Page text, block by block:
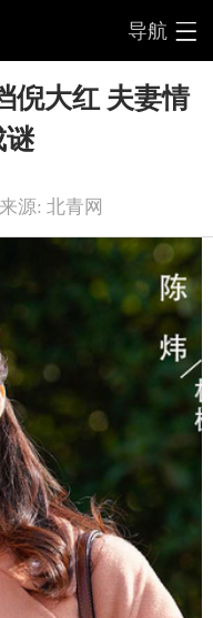
导航
倪大红 夫妻情
谜
源: 北青网